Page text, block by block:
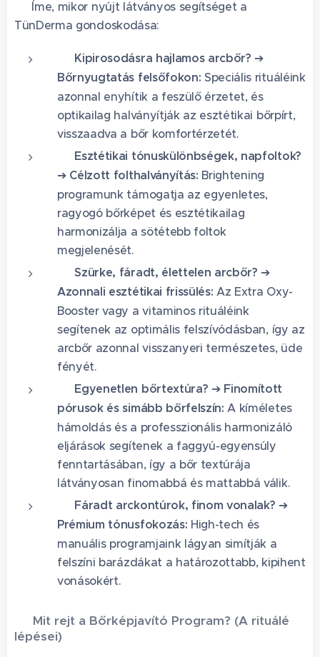
💡 Íme, mikor nyújt látványos segítséget a
TünDerma gondoskodása:
🌸 Kipirosodásra hajlamos arcbőr? ➔
Bőrnyugtatás felsőfokon: Speciális rituáléink
azonnal enyhítik a feszülő érzetet, és
optikailag halványítják az esztétikai bőrpírt,
visszaadva a bőr komfortérzetét.
🍂 Esztétikai tónuskülönbségek, napfoltok?
➔ Célzott folthalványítás: Brightening
programunk támogatja az egyenletes,
ragyogó bőrképet és esztétikailag
harmonizálja a sötétebb foltok
megjelenését.
🌫️ Szürke, fáradt, élettelen arcbőr? ➔
Azonnali esztétikai frissülés: Az Extra Oxy-
Booster vagy a vitaminos rituáléink
segítenek az optimális felszívódásban, így az
arcbőr azonnal visszanyeri természetes, üde
fényét.
🍓 Egyenetlen bőrtextúra? ➔ Finomított
pórusok és simább bőrfelszín: A kíméletes
hámoldás és a professzionális harmonizáló
eljárások segítenek a faggyú-egyensúly
fenntartásában, így a bőr textúrája
látványosan finomabbá és mattabbá válik.
⏳ Fáradt arckontúrok, finom vonalak? ➔
Prémium tónusfokozás: High-tech és
manuális programjaink lágyan simítják a
felszíni barázdákat a határozottabb, kipihent
vonásokért.
🌟 Mit rejt a Bőrképjavító Program? (A rituálé
lépései)